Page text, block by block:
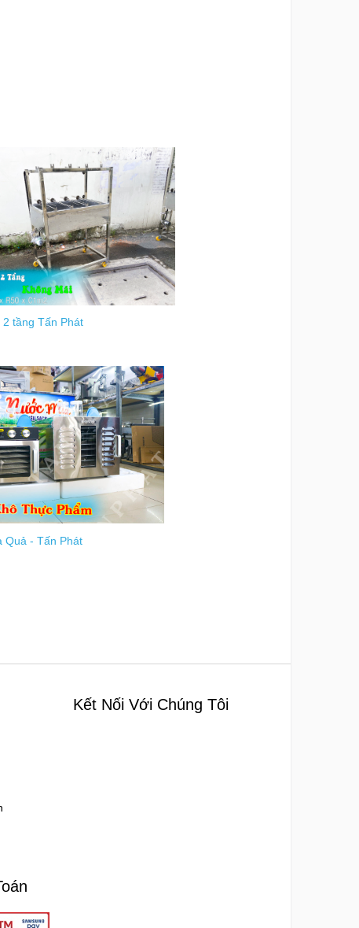
tầng Tấn Phát
Quả - Tấn Phát
Kết Nối Với Chúng Tôi